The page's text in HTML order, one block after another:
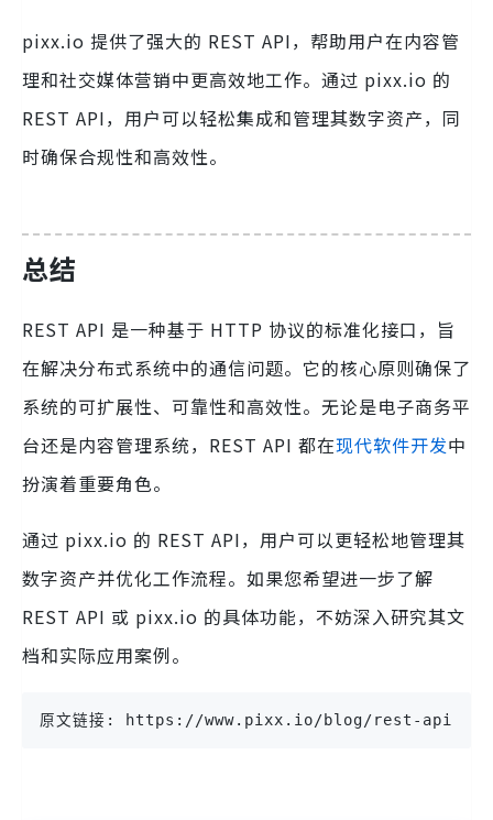
pixx.io 提供了强大的 REST API，帮助用户在内容管
理和社交媒体营销中更高效地工作。通过 pixx.io 的
REST API，用户可以轻松集成和管理其数字资产，同
时确保合规性和高效性。
总结
REST API 是一种基于 HTTP 协议的标准化接口，旨
在解决分布式系统中的通信问题。它的核心原则确保了
系统的可扩展性、可靠性和高效性。无论是电子商务平
台还是内容管理系统，REST API 都在现代软件开发中
扮演着重要角色。
通过 pixx.io 的 REST API，用户可以更轻松地管理其
数字资产并优化工作流程。如果您希望进一步了解
REST API 或 pixx.io 的具体功能，不妨深入研究其文
档和实际应用案例。
原文链接: https://www.pixx.io/blog/rest-api-dam